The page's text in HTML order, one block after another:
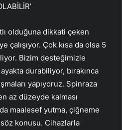
olduğuna dikkati çeken
çalışıyor. Çok kısa da olsa 5
Bizim desteğimizle
durabiliyor, bırakınca
yapıyoruz. Spinraza
az düzeyde kalması
maalesef yutma, çiğneme
konusu. Cihazlarla